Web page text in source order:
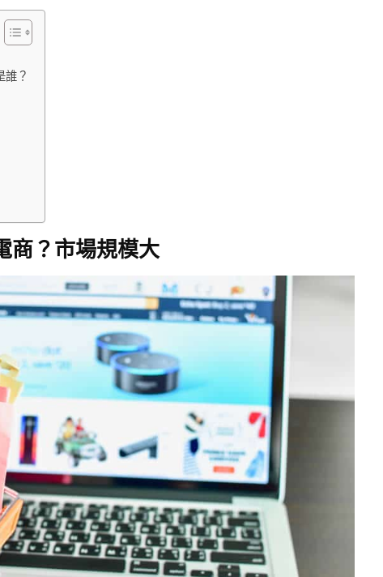
誰？
商？市場規模大